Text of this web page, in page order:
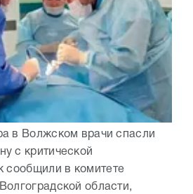
в Волжском врачи спасли
с критической
сообщили в комитете
области,